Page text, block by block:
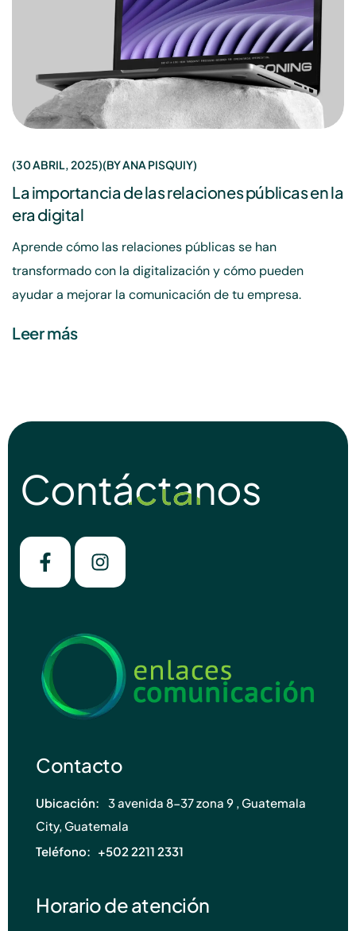
30 ABRIL, 2025 BYANA PISQUIY
La importancia de las relaciones públicas en la
era digital
Aprende cómo las relaciones públicas se han
transformado con la digitalización y cómo pueden
ayudar a mejorar la comunicación de tu empresa.
Leer más
Contáctanos
Contáctanos
Contacto
Ubicación:
3 avenida 8-37 zona 9 , Guatemala
City, Guatemala
Teléfono: +502 2211 2331
Horario de atención